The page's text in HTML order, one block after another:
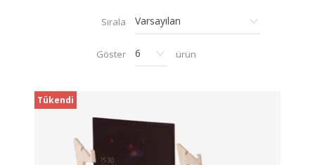
Sırala
Göster ürün
Tükendi